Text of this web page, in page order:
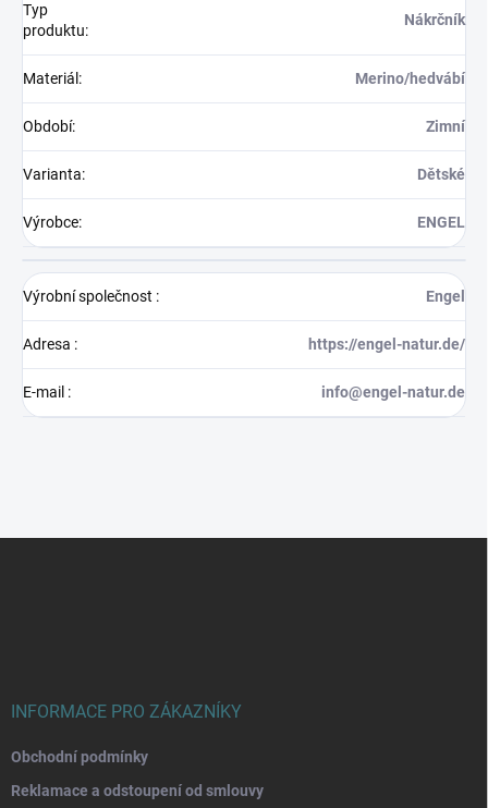
Typ
produktu:
Nákrčník
Materiál : Merino/hedvábí
Období: Zimní
Varianta: Dětské
Výrobce: ENGEL
Výrobní společnost : Engel
Adresa : https://engel-natur.de/
E-mail : info@engel-natur.de
INFORMACE PRO ZÁKAZNÍKY
Obchodní podmínky
Reklamace a odstoupení od smlouvy